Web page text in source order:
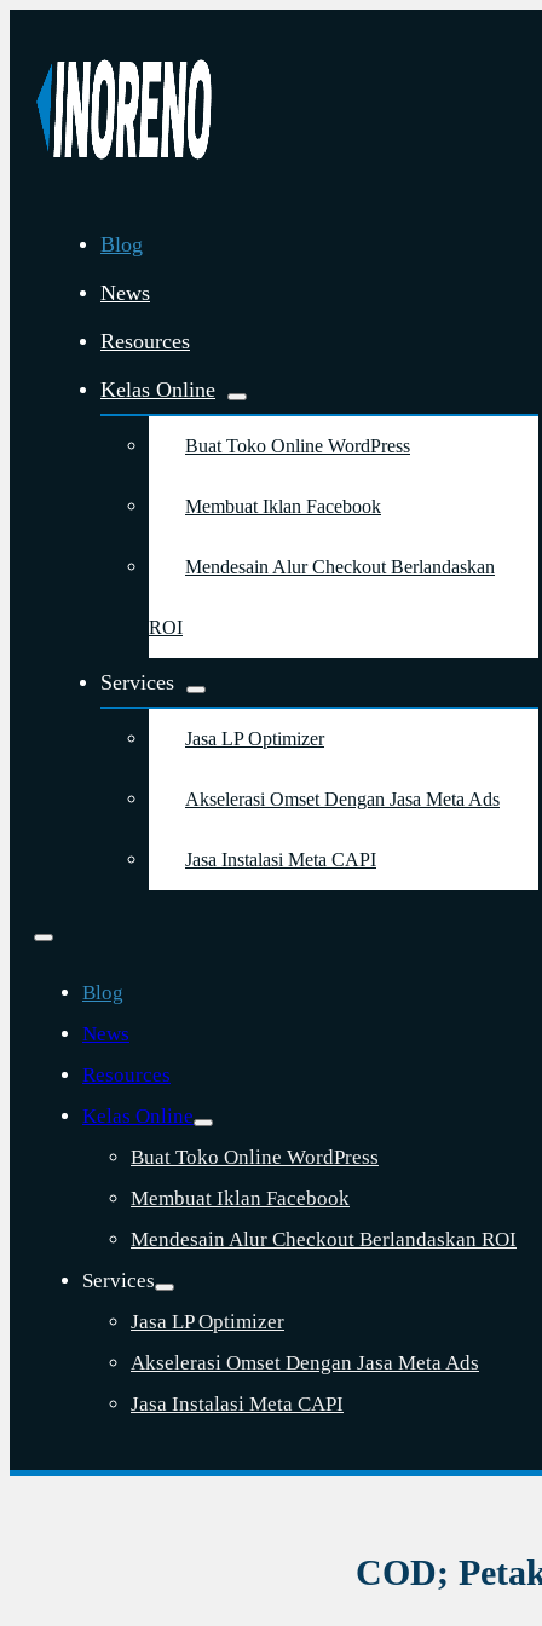
Blog
News
Resources
Kelas Online
Buat Toko Online WordPress
Membuat Iklan Facebook
Mendesain Alur Checkout Berlandaskan
ROI
Services
Jasa LP Optimizer
Akselerasi Omset Dengan Jasa Meta Ads
Jasa Instalasi Meta CAPI
Blog
News
Resources
Kelas Online
Buat Toko Online WordPress
Membuat Iklan Facebook
Mendesain Alur Checkout Berlandaskan ROI
Services
Jasa LP Optimizer
Akselerasi Omset Dengan Jasa Meta Ads
Jasa Instalasi Meta CAPI
COD;